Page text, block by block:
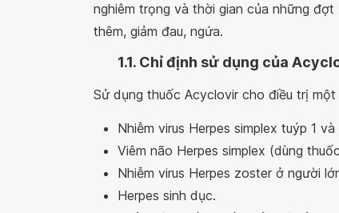
nghiêm trọng và thời gian của những
thêm, giảm đau, ngứa.
1.1. Chỉ định sử dụng của
Sử dụng thuốc Acyclovir cho điều trị
Nhiễm virus Herpes simplex tuýp 1
Viêm não Herpes simplex (dùng
Nhiễm virus Herpes zoster ở người
Herpes sinh dục.